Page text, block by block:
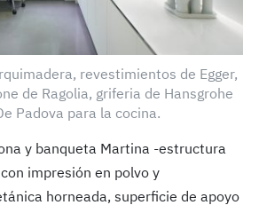
revestimientos de Egger,
de Ragolia, griferia de Hansgrohe
Padova para la cocina.
y banqueta Martina -estructura
impresión en polvo y
horneada, superficie de apoyo